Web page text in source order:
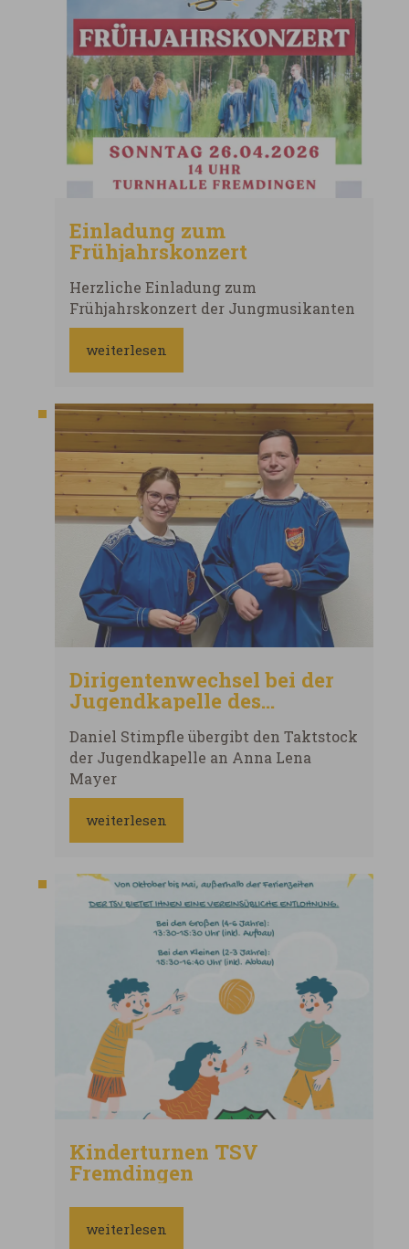
Einladung zum
Frühjahrskonzert
Herzliche Einladung zum
Frühjahrskonzert der Jungmusikanten
weiterlesen
Dirigentenwechsel bei der
Jugendkapelle des
Daniel Stimpfle übergibt den Taktstock
der Jugendkapelle an Anna Lena
Mayer
weiterlesen
Kinderturnen TSV
Fremdingen
weiterlesen